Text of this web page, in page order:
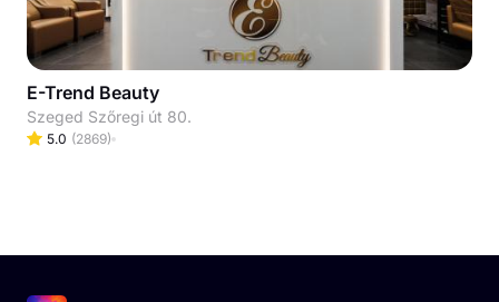
E-Trend Beauty
Szeged Szőregi út 80.
5.0 (2869)